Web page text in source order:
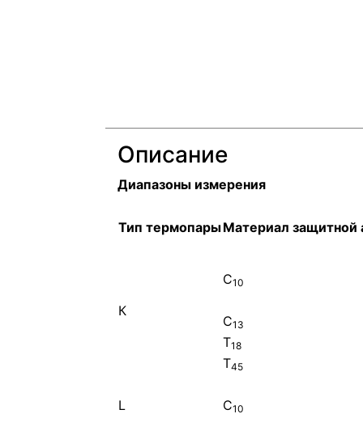
Описание
Диапазоны измерения
Тип термопарыМатериал защитной
К
С10
С13
Т18
Т45
L С10